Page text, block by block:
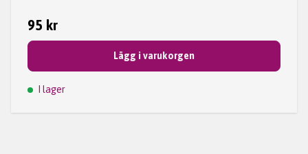
95 kr
Lägg i varukorgen
I lager